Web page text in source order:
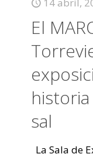
El
sal
La Sala de